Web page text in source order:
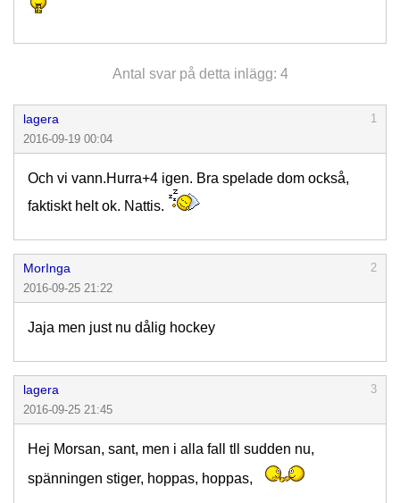
Antal svar på detta inlägg: 4
lagera
1
2016-09-19 00:04
Och vi vann.Hurra+4 igen. Bra spelade dom också,
faktiskt helt ok. Nattis.
MorInga
2
2016-09-25 21:22
Jaja men just nu dålig hockey
lagera
3
2016-09-25 21:45
Hej Morsan, sant, men i alla fall tll sudden nu,
spänningen stiger, hoppas, hoppas,